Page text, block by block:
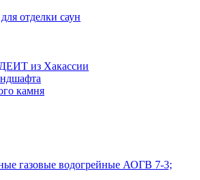
отделки саун
из Хакассии
камня
газовые водогрейные АОГВ 7-3;